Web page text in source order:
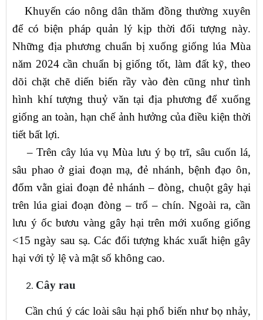
Khuyến cáo nông dân thăm đồng thường xuyên
để có biện pháp quản lý kịp thời đối tượng này.
Những địa phương chuẩn bị xuống giống lúa Mùa
năm 2024 cần chuẩn bị giống tốt, làm đất kỹ, theo
dõi chặt chẽ diến biến rầy vào đèn cũng như tình
hình khí tượng thuỷ văn tại địa phương để xuống
giống an toàn, hạn chế ảnh hưởng của điều kiện thời
tiết bất lợi.
– Trên cây lúa vụ Mùa lưu ý bọ trĩ, sâu cuốn lá,
sâu phao ở giai đoạn mạ, đẻ nhánh, bệnh đạo ôn,
đốm vằn giai đoạn đẻ nhánh – đòng, chuột gây hại
trên lúa giai đoạn đòng – trổ – chín. Ngoài ra, cần
lưu ý ốc bươu vàng gây hại trên mới xuống giống
<15 ngày sau sạ. Các đối tượng khác xuất hiện gây
hại với tỷ lệ và mật số không cao.
Cây rau
Cần chú ý các loài sâu hại phổ biến như bọ nhảy,